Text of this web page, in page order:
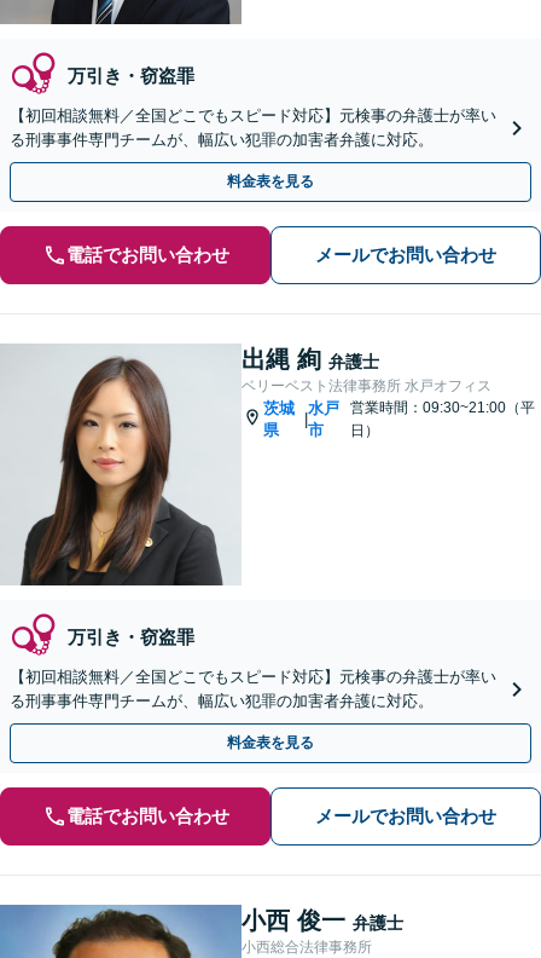
万引き・窃盗罪
【初回相談無料／全国どこでもスピード対応】元検事の弁護士が率い
る刑事事件専門チームが、幅広い犯罪の加害者弁護に対応。
料金表を見る
電話でお問い合わせ メールでお問い合わせ
出縄 絢 弁護士
ベリーベスト法律事務所 水戸オフィス
茨城
県
|
水戸
市
営業時間：09:30~21:00（平
日）
万引き・窃盗罪
【初回相談無料／全国どこでもスピード対応】元検事の弁護士が率い
る刑事事件専門チームが、幅広い犯罪の加害者弁護に対応。
料金表を見る
電話でお問い合わせ メールでお問い合わせ
小西 俊一 弁護士
小西総合法律事務所